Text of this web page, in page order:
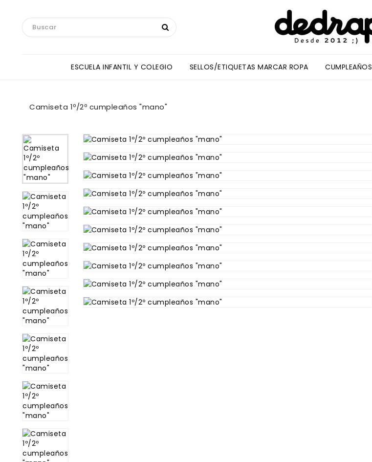
ESCUELA INFANTIL Y COLEGIO SELLOS/ETIQUETAS MARCAR ROPA CUMPLEAÑOS
Camiseta 1º/2º cumpleaños "mano"